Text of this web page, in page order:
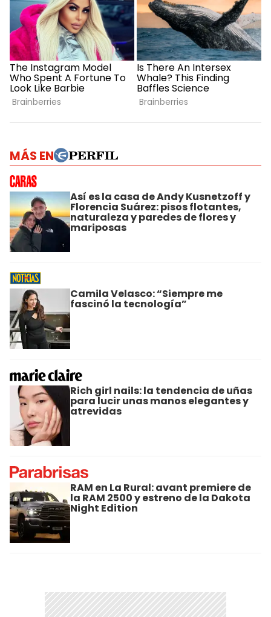
MÁS EN
Así es la casa de Andy Kusnetzoff y
Florencia Suárez: pisos flotantes,
naturaleza y paredes de flores y
mariposas
Camila Velasco: “Siempre me
fascinó la tecnología”
Rich girl nails: la tendencia de uñas
para lucir unas manos elegantes y
atrevidas
RAM en La Rural: avant premiere de
la RAM 2500 y estreno de la Dakota
Night Edition